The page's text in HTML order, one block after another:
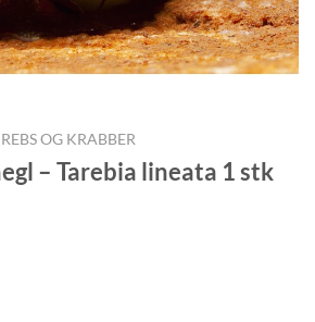
OG KRABBER
– Tarebia lineata 1 stk